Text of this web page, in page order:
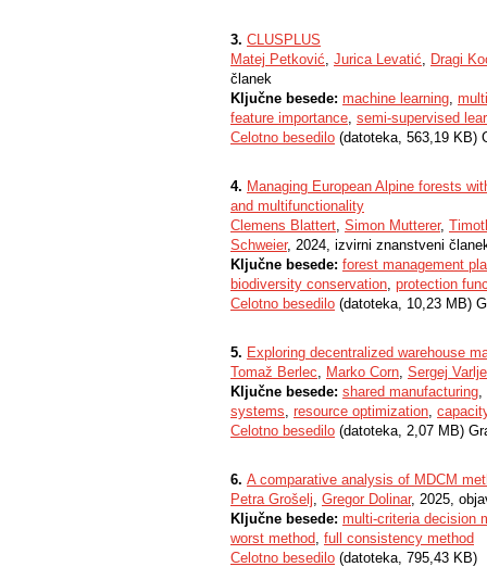
3. CLUSPLUS
Matej Petković, Jurica Levatić, Dragi
članek
Ključne besede: machine learning,
feature importance, semi-supervised
Celotno besedilo (datoteka, 563,19 KB)
4. Managing European Alpine forests
and multifunctionality
Clemens Blattert, Simon Mutterer,
Schweier, 2024, izvirni znanstveni
Ključne besede: forest management
biodiversity conservation, protection
Celotno besedilo (datoteka, 10,23 MB)
5. Exploring decentralized warehouse
Tomaž Berlec, Marko Corn, Sergej
Ključne besede: shared manufacturing,
systems, resource optimization,
Celotno besedilo (datoteka, 2,07 MB)
6. A comparative analysis of MDCM
Petra Grošelj, Gregor Dolinar, 2025,
Ključne besede: multi-criteria decision
worst method, full consistency method
Celotno besedilo (datoteka, 795,43 KB)